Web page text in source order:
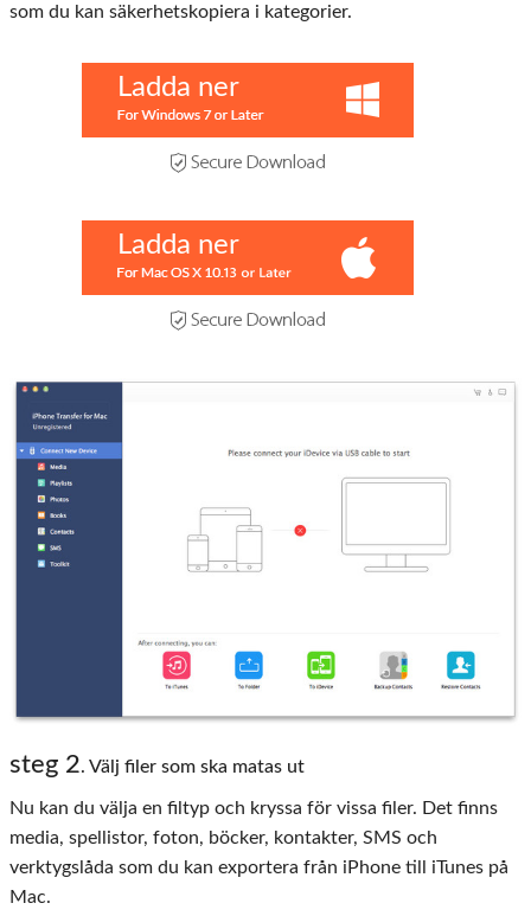
som du kan säkerhetskopiera i kategorier.
Ladda ner
Ladda ner
steg 2. Välj filer som ska matas ut
Nu kan du välja en filtyp och kryssa för vissa filer. Det finns
media, spellistor, foton, böcker, kontakter, SMS och
verktygslåda som du kan exportera från iPhone till iTunes på
Mac.